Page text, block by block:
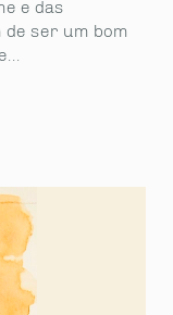
e das
ser um bom